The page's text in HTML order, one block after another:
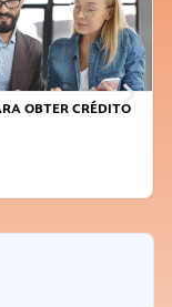
SEJA